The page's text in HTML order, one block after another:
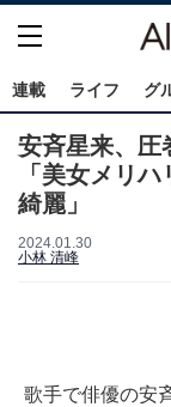
連載 ライフ グ
安斉星来、圧
「美女メリ
綺麗」
2024.01.30
小林 清峰
歌手で俳優の安